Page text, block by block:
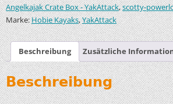
Angelkajak Crate Box - YakAttack,scotty-
Marke:Hobie Kayaks,YakAttack
Beschreibung Zusätzliche
Beschreibung